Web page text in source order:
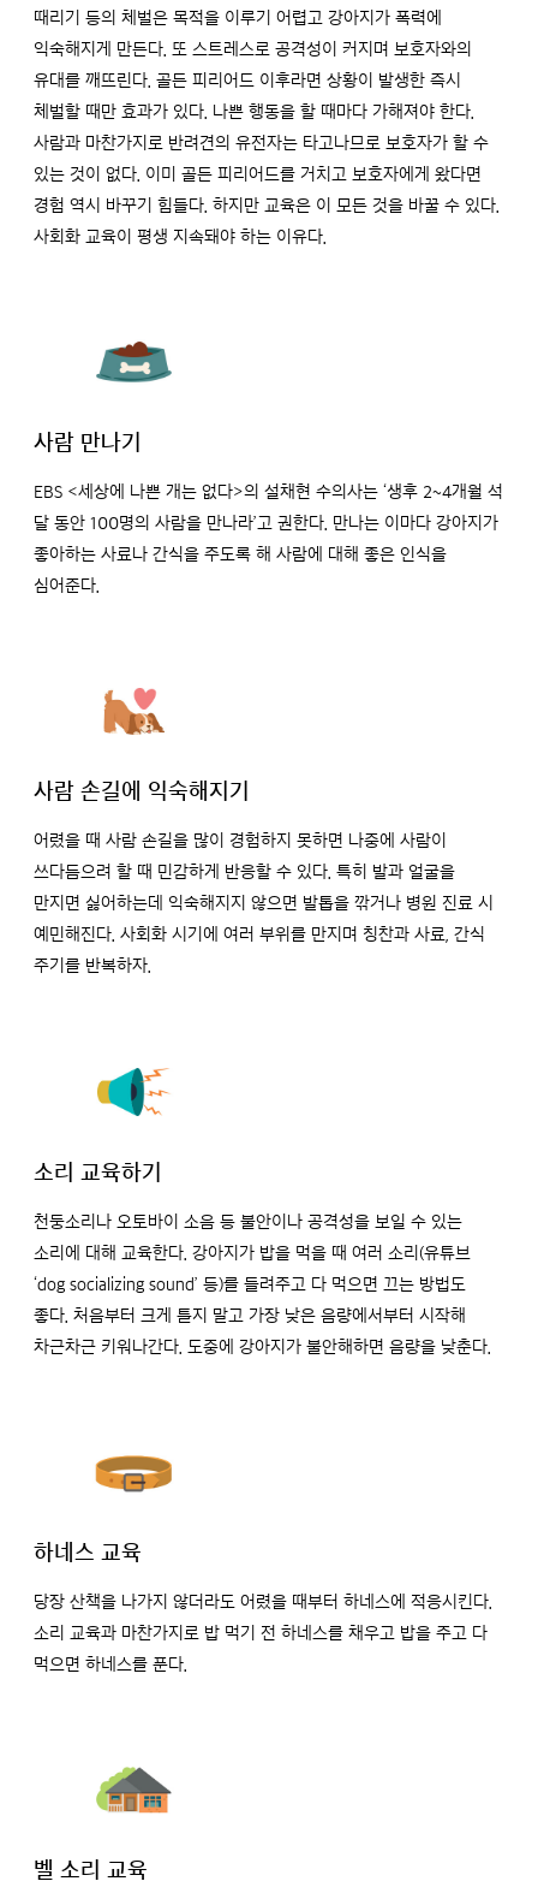
때리기 등의 체벌은 목적을 이루기 어렵고 강아지가 폭력에
익숙해지게 만든다. 또 스트레스로 공격성이 커지며 보호자와의
유대를 깨뜨린다. 골든 피리어드 이후라면 상황이 발생한 즉시
체벌할 때만 효과가 있다. 나쁜 행동을 할 때마다 가해져야 한다.
사람과 마찬가지로 반려견의 유전자는 타고나므로 보호자가 할 수
있는 것이 없다. 이미 골든 피리어드를 거치고 보호자에게 왔다면
경험 역시 바꾸기 힘들다. 하지만 교육은 이 모든 것을 바꿀 수 있다.
사회화 교육이 평생 지속돼야 하는 이유다.
사람 만나기
EBS <세상에 나쁜 개는 없다>의 설채현 수의사는 ‘생후 2~4개월 석
달 동안 100명의 사람을 만나라’고 권한다. 만나는 이마다 강아지가
좋아하는 사료나 간식을 주도록 해 사람에 대해 좋은 인식을
심어준다.
사람 손길에 익숙해지기
어렸을 때 사람 손길을 많이 경험하지 못하면 나중에 사람이
쓰다듬으려 할 때 민감하게 반응할 수 있다. 특히 발과 얼굴을
만지면 싫어하는데 익숙해지지 않으면 발톱을 깎거나 병원 진료 시
예민해진다. 사회화 시기에 여러 부위를 만지며 칭찬과 사료, 간식
주기를 반복하자.
소리 교육하기
천둥소리나 오토바이 소음 등 불안이나 공격성을 보일 수 있는
소리에 대해 교육한다. 강아지가 밥을 먹을 때 여러 소리(유튜브
‘dog socializing sound’ 등)를 들려주고 다 먹으면 끄는 방법도
좋다. 처음부터 크게 틀지 말고 가장 낮은 음량에서부터 시작해
차근차근 키워나간다. 도중에 강아지가 불안해하면 음량을 낮춘다.
하네스 교육
당장 산책을 나가지 않더라도 어렸을 때부터 하네스에 적응시킨다.
소리 교육과 마찬가지로 밥 먹기 전 하네스를 채우고 밥을 주고 다
먹으면 하네스를 푼다.
벨 소리 교육